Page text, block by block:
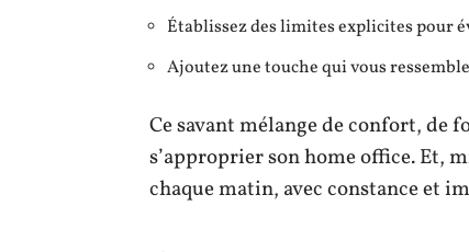
Établissez des limites explicites pour
Ajoutez une touche qui vous
Ce savant mélange de confort, de
s’approprier son home office. Et,
chaque matin, avec constance et